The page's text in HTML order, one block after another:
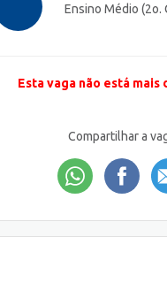
Ensino Médio (2o.
Esta vaga não está mais
Compartilhar a